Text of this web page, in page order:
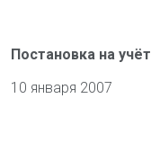
Постановка на учёт
10 января 2007